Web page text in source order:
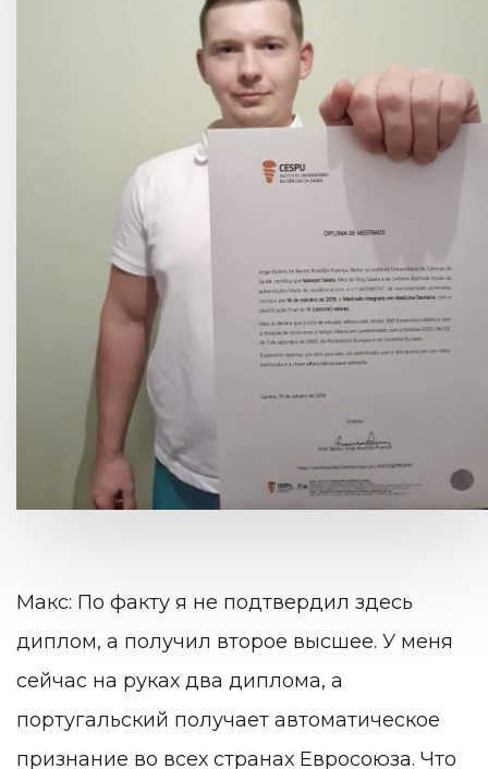
Макс: По факту я не подтвердил здесь
диплом, а получил второе высшее. У меня
сейчас на руках два диплома, а
португальский получает автоматическое
признание во всех странах Евросоюза. Что